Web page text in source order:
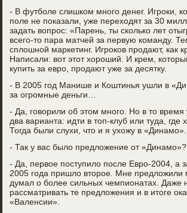
- В футболе слишком много денег. Игроки,
поле не показали, уже переходят за 30
задать вопрос: «Парень, ты сколько лет
всего-то пара матчей за первую команду.
сплошной маркетинг. Игроков продают, как
Написали: вот этот хороший. И крем,
купить за евро, продают уже за десятку.
- В 2005 год Манише и Коштинья ушли в
за огромные деньги…
- Да, говорили об этом много. Но в то время
два варианта: идти в топ-клуб или туда, где
Тогда были слухи, что и я ухожу в «Динамо».
- Так у вас было предложение от «Динамо»?
- Да, первое поступило после Евро-2004, а
2005 года пришло второе. Мне предложили
думал о более сильных чемпионатах. Даже
рассматривать те предложения и в итоге
«Валенсии».